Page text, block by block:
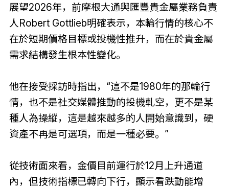
展望2026年，前摩根大通與匯豐貴金屬業務負責
人Robert Gottlieb明確表示，本輪行情的核心不
在於短期價格目標或投機性推升，而在於貴金屬
需求結構發生根本性變化。
他在接受採訪時指出，“這不是1980年的那輪行
情，也不是社交媒體推動的投機軋空，更不是某
種人為操縱，這是越來越多的人開始意識到，硬
資產不再是可選項，而是一種必要。”
從技術面來看，金價目前運行於12月上升通道
內，但技術指標已轉向下行，顯示看跌動能增